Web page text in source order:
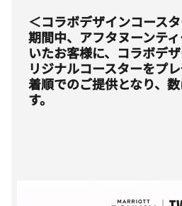
＜コラボデザインコース
期間中、アフタヌーンテ
いたお客様に、コラボデ
リジナルコースターをプ
着順でのご提供となり、
す。